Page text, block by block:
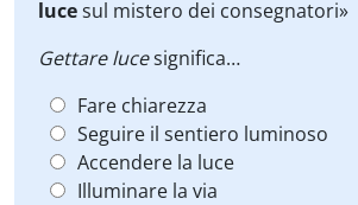
lucesul mistero dei consegnatori»
Gettare lucesignifica…
Fare chiarezza
Seguire il sentiero luminoso
Accendere la luce
Illuminare la via